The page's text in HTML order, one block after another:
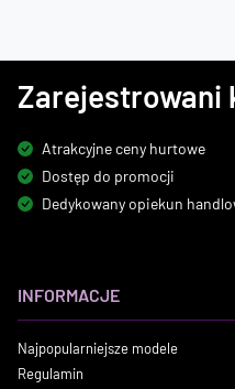
Zarejestrowani
Atrakcyjne ceny hurtowe
Dostęp do promocji
Dedykowany opiekun
INFORMACJE
Najpopularniejsze modele
Regulamin